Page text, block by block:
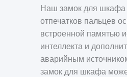
Наш замок для шкафа
отпечатков пальцев
встроенной памятью
интеллекта и
аварийным
замок для шкафа